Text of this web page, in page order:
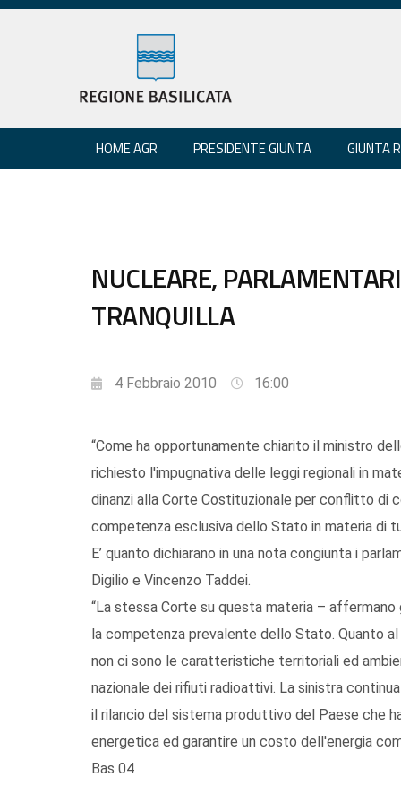
HOME AGR PRESIDENTE GIUNTA GIUNTA
NUCLEARE,
TRANQUILLA
4 Febbraio 2010 16:00
“Come ha opportunamente chiarito il ministro
richiesto l'impugnativa delle leggi regionali in
dinanzi alla Corte Costituzionale per conflitto di
competenza esclusiva dello Stato in materia di
E’ quanto dichiarano in una nota congiunta i
Digilio e Vincenzo Taddei.
“La stessa Corte su questa materia –
la competenza prevalente dello Stato. Quanto
non ci sono le caratteristiche territoriali ed
nazionale dei rifiuti radioattivi. La sinistra
il rilancio del sistema produttivo del Paese che
energetica ed garantire un costo dell'energia
Bas 04